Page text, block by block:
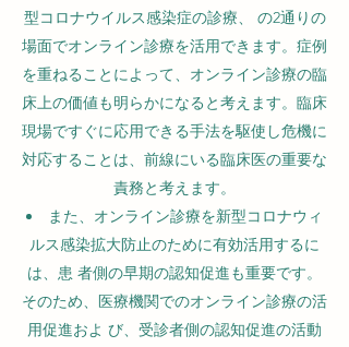
型コロナウイルス感染症の診療、 の2通りの
場面でオンライン診療を活用できます。症例
を重ねることによって、オンライン診療の臨
床上の価値も明らかになると考えます。臨床
現場ですぐに応用できる手法を駆使し危機に
対応することは、前線にいる臨床医の重要な
責務と考えます。
また、オンライン診療を新型コロナウィ
ルス感染拡大防止のために有効活用するに
は、患 者側の早期の認知促進も重要です。
そのため、医療機関でのオンライン診療の活
用促進およ び、受診者側の認知促進の活動